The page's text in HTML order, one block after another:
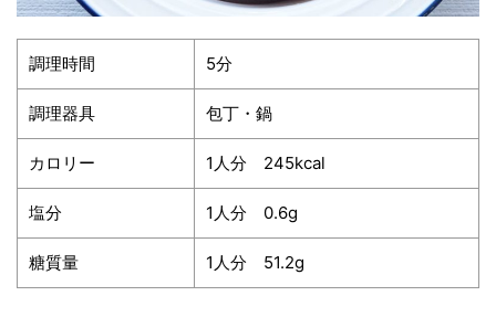
調理時間 5分
調理器具 包丁・鍋
カロリー 1人分 245kcal
塩分 1人分 0.6g
糖質量 1人分 51.2g